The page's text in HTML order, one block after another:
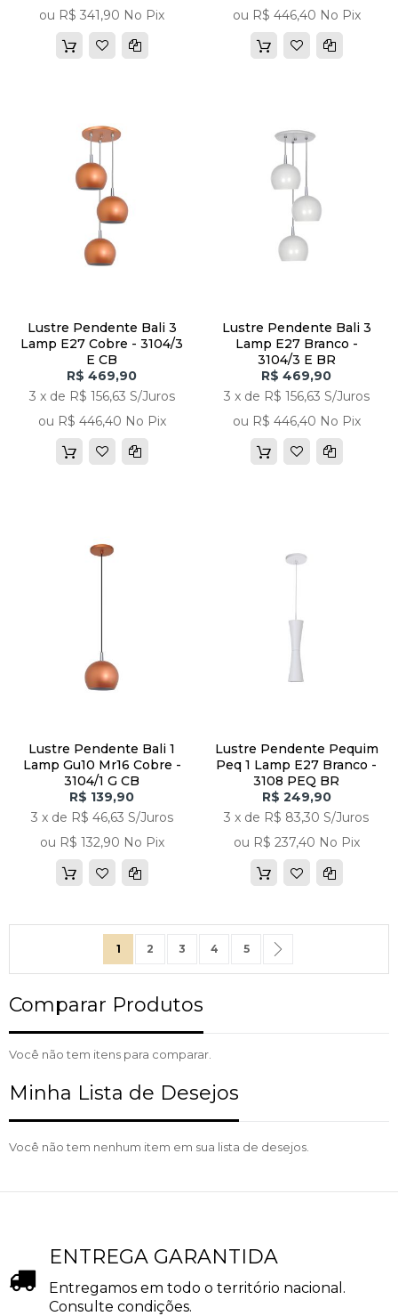
ou R$ 341,90 No Pix ou R$ 446,40 No Pix
Lustre Pendente Bali 3
Lamp E27 Cobre - 3104/3
E CB
R$ 469,90
3 x de R$ 156,63 S/Juros
ou R$ 446,40 No Pix
Lustre Pendente Bali 3
Lamp E27 Branco -
3104/3 E BR
R$ 469,90
3 x de R$ 156,63 S/Juros
ou R$ 446,40 No Pix
Lustre Pendente Bali 1
Lamp Gu10 Mr16 Cobre -
3104/1 G CB
R$ 139,90
3 x de R$ 46,63 S/Juros
ou R$ 132,90 No Pix
Lustre Pendente Pequim
Peq 1 Lamp E27 Branco -
3108 PEQ BR
R$ 249,90
3 x de R$ 83,30 S/Juros
ou R$ 237,40 No Pix
Você esta lendo a pagina
1 Página
2 Página
3 Página
4 Página
5
Comparar Produtos
Você não tem itens para comparar.
Minha Lista de Desejos
Você não tem nenhum item em sua lista de desejos.
ENTREGA GARANTIDA
Entregamos em todo o território nacional.
Consulte condições.